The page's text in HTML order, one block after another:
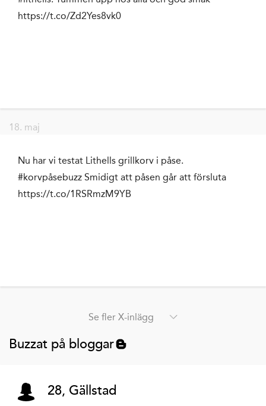
https://t.co/Zd2Yes8vk0
18. maj
Nu har vi testat Lithells grillkorv i påse.
#korvpåsebuzz Smidigt att påsen går att försluta
https://t.co/1RSRmzM9YB
Se fler X-inlägg
Buzzat på bloggar
28, Gällstad